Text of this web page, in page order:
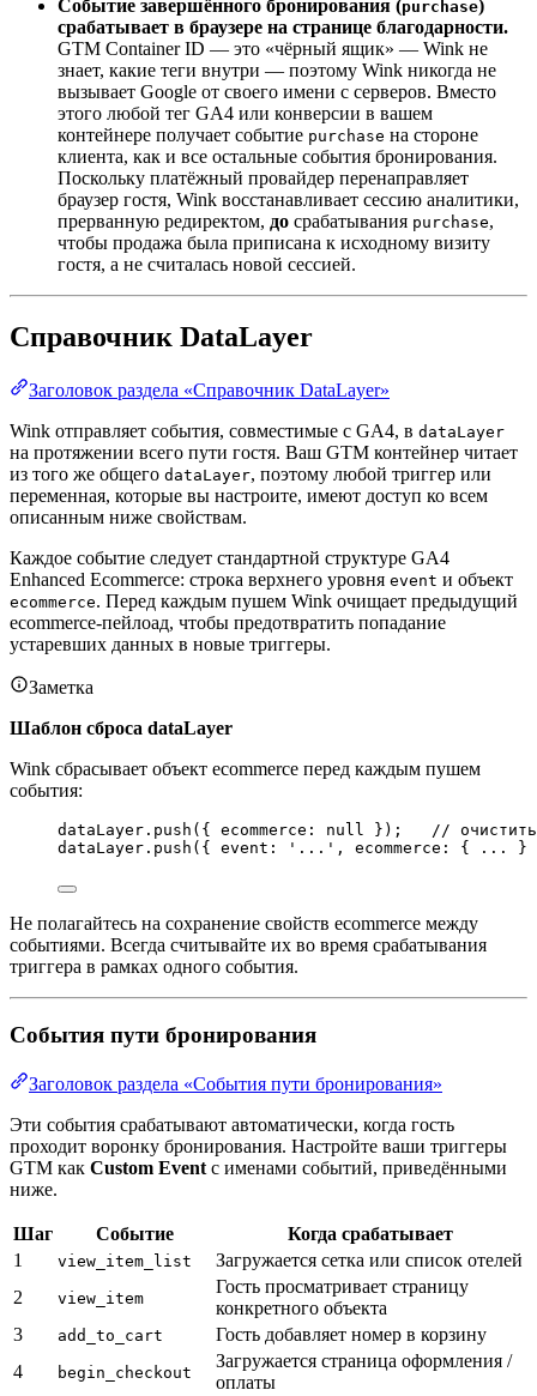
Событие завершённого бронирования (purchase)
срабатывает в браузере на странице благодарности.
GTM Container ID — это «чёрный ящик» — Wink не
знает, какие теги внутри — поэтому Wink никогда не
вызывает Google от своего имени с серверов. Вместо
этого любой тег GA4 или конверсии в вашем
контейнере получает событие purchase на стороне
клиента, как и все остальные события бронирования.
Поскольку платёжный провайдер перенаправляет
браузер гостя, Wink восстанавливает сессию аналитики,
прерванную редиректом, до срабатывания purchase,
чтобы продажа была приписана к исходному визиту
гостя, а не считалась новой сессией.
Справочник DataLayer
Заголовок раздела «Справочник DataLayer»
Wink отправляет события, совместимые с GA4, в dataLayer
на протяжении всего пути гостя. Ваш GTM контейнер читает
из того же общего dataLayer, поэтому любой триггер или
переменная, которые вы настроите, имеют доступ ко всем
описанным ниже свойствам.
Каждое событие следует стандартной структуре GA4
Enhanced Ecommerce: строка верхнего уровня event и объект
ecommerce. Перед каждым пушем Wink очищает предыдущий
ecommerce-пейлоад, чтобы предотвратить попадание
устаревших данных в новые триггеры.
Заметка
Шаблон сброса dataLayer
Wink сбрасывает объект ecommerce перед каждым пушем
события:
dataLayer . push ({ ecommerce: null }); // очистить
dataLayer . push ({ event: ' ... ' , ecommerce: { ... }
Не полагайтесь на сохранение свойств ecommerce между
событиями. Всегда считывайте их во время срабатывания
триггера в рамках одного события.
События пути бронирования
Заголовок раздела «События пути бронирования»
Эти события срабатывают автоматически, когда гость
проходит воронку бронирования. Настройте ваши триггеры
GTM как Custom Event с именами событий, приведёнными
ниже.
Шаг Событие
Когда срабатывает
1
view_item_list
Загружается сетка или список отелей
2
view_item
Гость просматривает страницу
конкретного объекта
3
add_to_cart
Гость добавляет номер в корзину
4
begin_checkout
Загружается страница оформления /
оплаты